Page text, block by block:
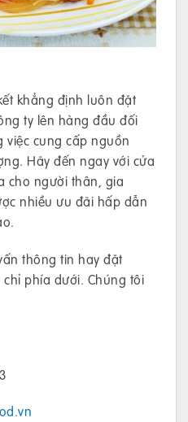
khẳng định luôn đặt
ty lên hàng đầu đối
cung cấp nguồn
Hãy đến ngay với cửa
cho người thân, gia
nhiều ưu đãi hấp dẫn
thông tin hay đặt
phía dưới. Chúng tôi